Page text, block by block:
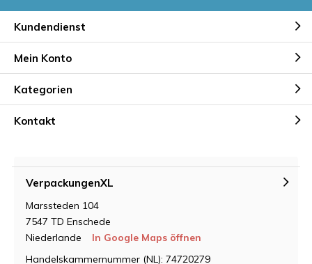
Kundendienst
Mein Konto
Kategorien
Kontakt
VerpackungenXL
Marssteden 104
7547 TD Enschede
Niederlande
In Google Maps öffnen
Handelskammernummer (NL): 74720279